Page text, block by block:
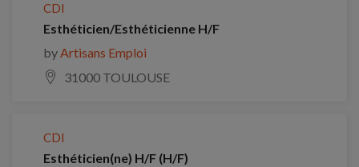
CDI
Esthéticien/Esthéticienne H/F
byArtisans Emploi
31000 TOULOUSE
CDI
Esthéticien(ne) H/F (H/F)